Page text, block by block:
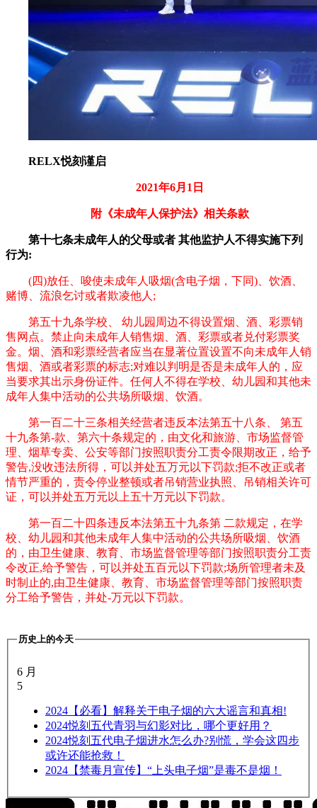
RELX悦刻谨启
2021年6月1日
附《未成年人保护法》相关条款
第十七条未成年人的父母或者 其他监护人不得实施下列
行为:
(四)放任、唆使未成年人吸烟(含电子烟，下同)、饮酒、
赌博、流浪乞讨或者欺凌他人;
第五十九条学校、 幼儿园周边不得设置烟、酒、彩票销
售网点。禁止向未成年人销售烟、酒、彩票或者兑付彩票奖
金。烟、酒和彩票经营者应当在显著位置设置不向未成年人销
售烟、酒或者彩票的标志;对难以判明是否是未成年人的，应
当要求其出示身份证件。任何人不得在学校、幼儿园和其他未
成年人集中活动的公共场所吸烟、饮酒。
第一百二十三条相关经营者违反本法第五十八条、 第五
十九条第-款、第六十条规定的，由文化和旅游、市场监督管
理、烟草专卖、公安等部门按照职责分工责令限期改正，给予
警告,没收违法所得，可以并处五万元以下罚款;拒不改正或者
情节严重的，责令停业整顿或者吊销营业执照、吊销相关许可
证，可以并处五万元以上五十万元以下罚款。
第一百二十四条违反本法第五十九条第 二款规定，在学
校、幼儿园和其他未成年人集中活动的公共场所吸烟、饮酒
的，由卫生健康、教育、市场监督管理等部门按照职责分工责
令改正,给予警告，可以并处五百元以下罚款;场所管理者未及
时制止的,由卫生健康、教育、市场监督管理等部门按照职责
分工给予警告，并处-万元以下罚款。
历史上的今天
6 月
5
2024 【必看】解释关于电子烟的六大谣言和真相!
2024悦刻五代青羽与幻影对比，哪个更好用？
2024悦刻五代电子烟进水怎么办?别慌，学会这四步
或许还能抢救！
2024 【禁毒月宣传】“上头电子烟”是毒不是烟！